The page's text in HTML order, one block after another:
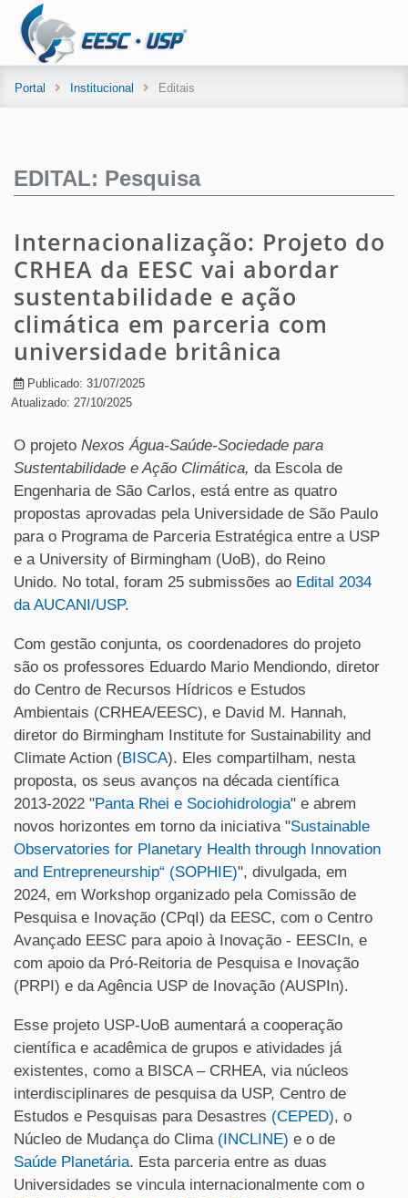
Portal Institucional Editais
EDITAL: Pesquisa
Internacionalização: Projeto do
CRHEA da EESC vai abordar
sustentabilidade e ação
climática em parceria com
universidade britânica
Publicado: 31/07/2025
Atualizado: 27/10/2025
O projeto Nexos Água-Saúde-Sociedade para
Sustentabilidade e Ação Climática, da Escola de
Engenharia de São Carlos, está entre as quatro
propostas aprovadas pela Universidade de São Paulo
para o Programa de Parceria Estratégica entre a USP
e a University of Birmingham (UoB), do Reino
Unido. No total, foram 25 submissões ao Edital 2034
da AUCANI/USP.
Com gestão conjunta, os coordenadores do projeto
são os professores Eduardo Mario Mendiondo, diretor
do Centro de Recursos Hídricos e Estudos
Ambientais (CRHEA/EESC), e David M. Hannah,
diretor do Birmingham Institute for Sustainability and
Climate Action (BISCA). Eles compartilham, nesta
proposta, os seus avanços na década científica
2013-2022 "Panta Rhei e Sociohidrologia" e abrem
novos horizontes em torno da iniciativa "Sustainable
Observatories for Planetary Health through Innovation
and Entrepreneurship“ (SOPHIE)", divulgada, em
2024, em Workshop organizado pela Comissão de
Pesquisa e Inovação (CPqI) da EESC, com o Centro
Avançado EESC para apoio à Inovação - EESCIn, e
com apoio da Pró-Reitoria de Pesquisa e Inovação
(PRPI) e da Agência USP de Inovação (AUSPIn).
Esse projeto USP-UoB aumentará a cooperação
científica e acadêmica de grupos e atividades já
existentes, como a BISCA – CRHEA, via núcleos
interdisciplinares de pesquisa da USP, Centro de
Estudos e Pesquisas para Desastres (CEPED), o
Núcleo de Mudança do Clima (INCLINE) e o de
Saúde Planetária. Esta parceria entre as duas
Universidades se vincula internacionalmente com o